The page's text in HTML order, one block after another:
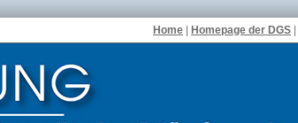
Home Homepage der DGS